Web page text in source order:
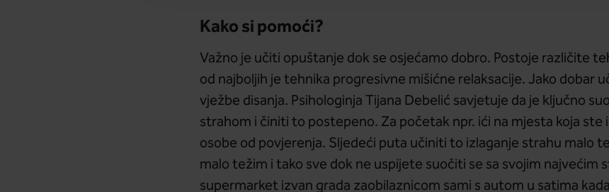
Kako si pomoći?
Važno je učiti opuštanje dok se osjećamo dobro. Postoje različite
od najboljih je tehnika progresivne mišićne relaksacije. Jako dobar
vježbe disanja. Psihologinja Tijana Debelić savjetuje da je ključno
strahom i činiti to postepeno. Za početak npr. ići na mjesta koja ste
osobe od povjerenja. Sljedeći puta učiniti to izlaganje strahu malo
malo težim i tako sve dok ne uspijete suočiti se sa svojim najvećim
supermarket izvan grada zaobilaznicom sami s autom u satima